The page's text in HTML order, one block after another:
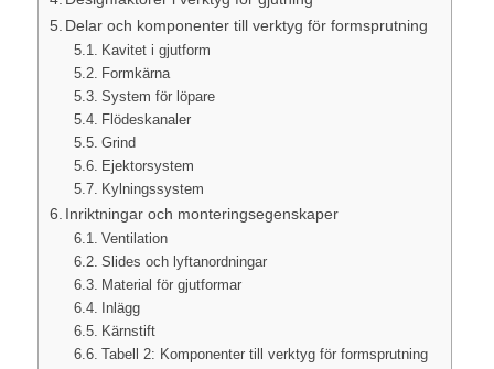
Delar och komponenter till verktyg för formsprutning
Kavitet i gjutform
Formkärna
System för löpare
Flödeskanaler
Grind
Ejektorsystem
Kylningssystem
Inriktningar och monteringsegenskaper
Ventilation
Slides och lyftanordningar
Material för gjutformar
Inlägg
Kärnstift
Tabell 2: Komponenter till verktyg för formsprutning